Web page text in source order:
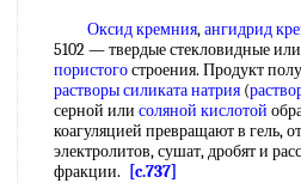
Оксид кремния,ангидрид
5102 — твердые стекловидные
пористогостроения. Продукт
растворы силиката натрия (
серной или соляной кислотой
коагуляцией превращают в гель,
электролитов, сушат, дробят и
фракции.
[c.737]